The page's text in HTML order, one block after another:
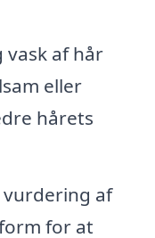
vask af hår
eller
hårets
vurdering af
for at